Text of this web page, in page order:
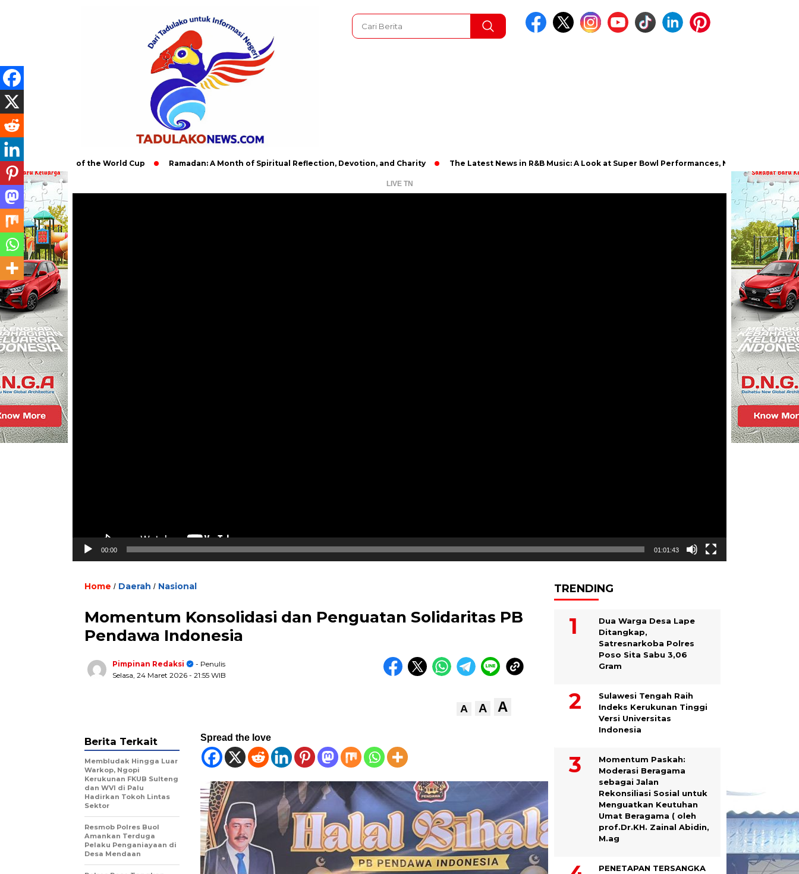
Impact of the World Cup Ramadan: A Month of Spiritual Reflection, Devotion, and Charity The Latest News in R&B Music: A Look at Super Bowl Performances, New Albums, Rising Stars,
LIVE TN
00:00 01:01:43
Home / Daerah / Nasional
Momentum Konsolidasi dan Penguatan Solidaritas PB
Pendawa Indonesia
Pimpinan Redaksi
- Penulis
Selasa, 24 Maret 2026 - 21:55 WIB
A A A
Spread the love
Berita Terkait
Membludak Hingga Luar
Warkop, Ngopi
Kerukunan FKUB Sulteng
dan WVI di Palu
Hadirkan Tokoh Lintas
Sektor
Resmob Polres Buol
Amankan Terduga
Pelaku Penganiayaan di
Desa Mendaan
TRENDING
Dua Warga Desa Lape
Ditangkap,
Satresnarkoba Polres
Poso Sita Sabu 3,06
Gram
Sulawesi Tengah Raih
Indeks Kerukunan Tinggi
Versi Universitas
Indonesia
Momentum Paskah:
Moderasi Beragama
sebagai Jalan
Rekonsiliasi Sosial untuk
Menguatkan Keutuhan
Umat Beragama ( oleh
prof.Dr.KH. Zainal Abidin,
M.ag
PENETAPAN TERSANGKA